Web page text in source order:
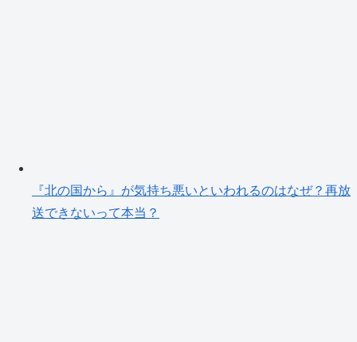
『北の国から』が気持ち悪いといわれるのはなぜ？再放
送できないって本当？